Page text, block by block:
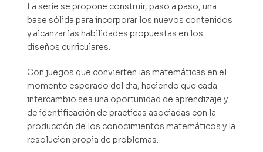
La serie se propone construir, paso a paso, una
base sólida para incorporar los nuevos contenidos
y alcanzar las habilidades propuestas en los
diseños curriculares.
Con juegos que convierten las matemáticas en el
momento esperado del día, haciendo que cada
intercambio sea una oportunidad de aprendizaje y
de identificación de prácticas asociadas con la
producción de los conocimientos matemáticos y la
resolución propia de problemas.